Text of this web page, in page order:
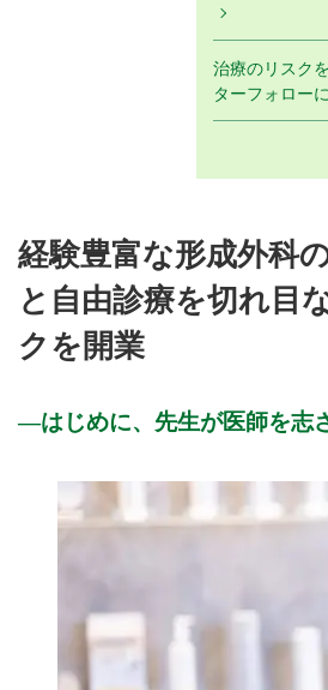
治療のリスク
ターフォロー
経験豊富な形成外科
と自由診療を切れ目
クを開業
はじめに、先生が医師を志